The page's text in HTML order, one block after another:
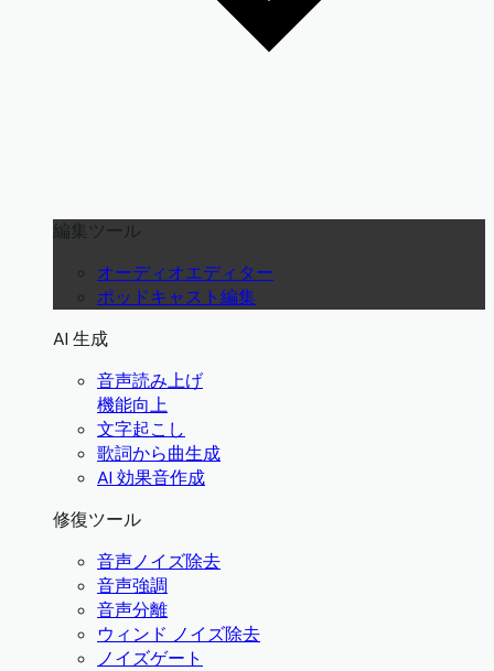
編集ツール
オーディオエディター
ポッドキャスト編集
AI 生成
音声読み上げ
機能向上
文字起こし
歌詞から曲生成
AI 効果音作成
修復ツール
音声ノイズ除去
音声強調
音声分離
ウィンド ノイズ除去
ノイズゲート